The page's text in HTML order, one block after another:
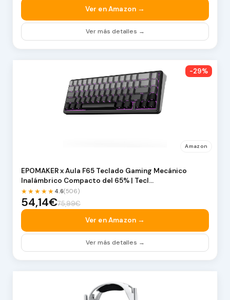
Ver en Amazon →
Ver más detalles →
-29%
Amazon
EPOMAKER x Aula F65 Teclado Gaming Mecánico
Inalámbrico Compacto del 65% | Tecl…
★★★★★ 4.6(506)
54,14€75,99€
Ver en Amazon →
Ver más detalles →